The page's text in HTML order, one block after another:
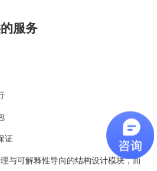
服务
证
与可解释性导向的结构设计模块，而